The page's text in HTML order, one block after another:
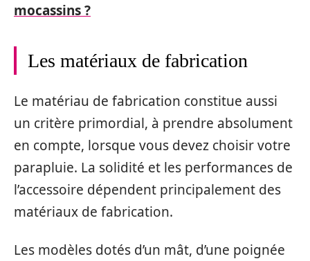
mocassins ?
Les matériaux de fabrication
Le matériau de fabrication constitue aussi
un critère primordial, à prendre absolument
en compte, lorsque vous devez choisir votre
parapluie. La solidité et les performances de
l’accessoire dépendent principalement des
matériaux de fabrication.
Les modèles dotés d’un mât, d’une poignée